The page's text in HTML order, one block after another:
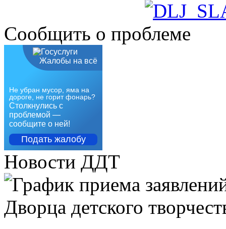
Сообщить о проблеме
Жалобы на всё
Не убран мусор, яма на
дороге, не горит фонарь?
Столкнулись с
проблемой —
сообщите о ней!
Подать жалобу
Новости ДДТ